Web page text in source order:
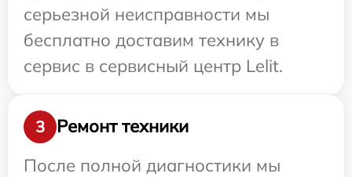
серьезной неисправности мы
бесплатно доставим технику в
сервис в сервисный центр Lelit.
3
Ремонт техники
После полной диагностики мы